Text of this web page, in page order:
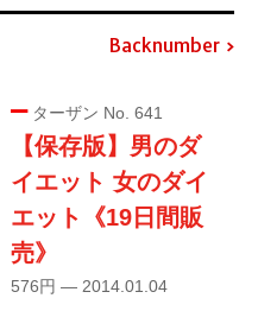
Backnumber
ターザン No. 641
【保存版】男のダ
イエット 女のダイ
エット《19日間販
売》
576円 — 2014.01.04